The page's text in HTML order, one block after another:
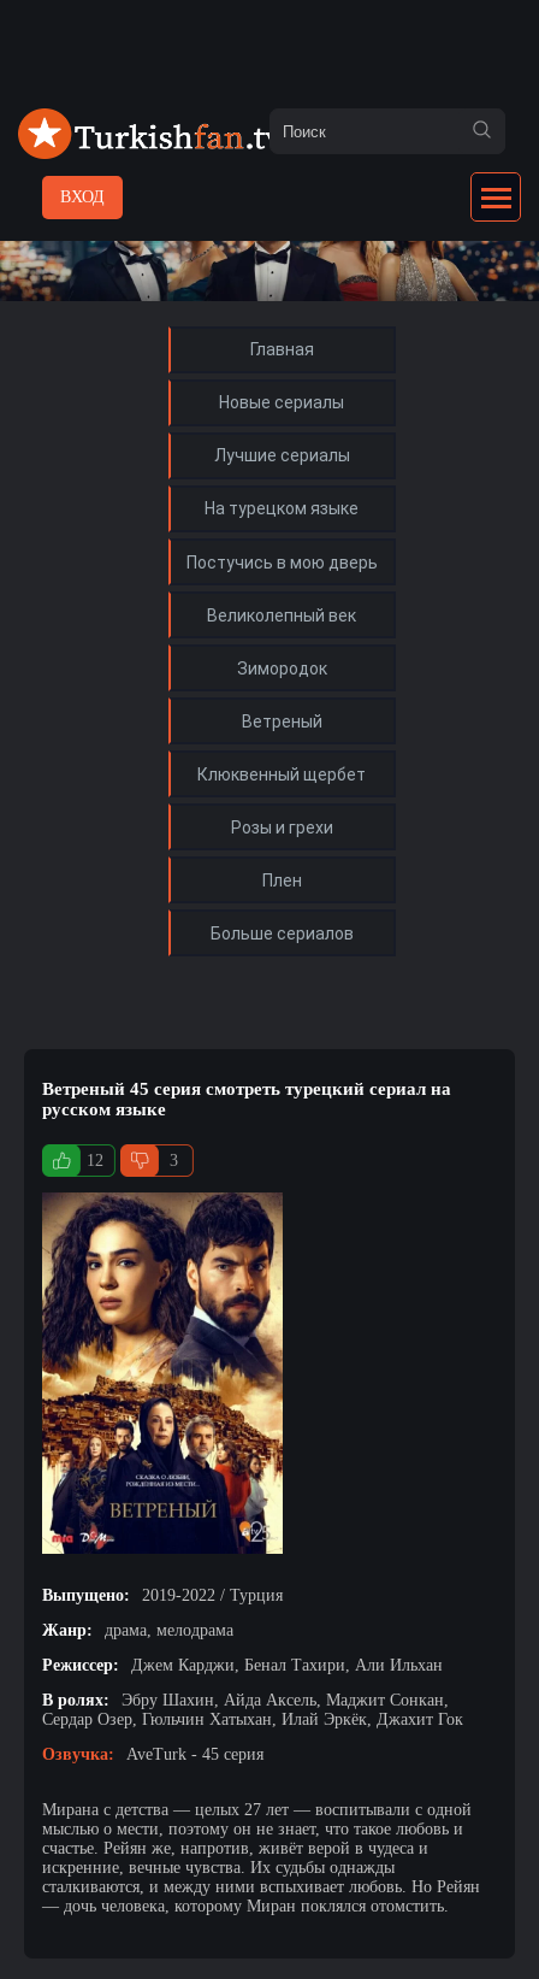
ВХОД
Главная
Новые сериалы
Лучшие сериалы
На турецком языке
Ветреный 45 серия смотреть турецкий сериал на
русском языке
12 3
Выпущено:
2019-2022 / Турция
Жанр:
драма, мелодрама
Режиссер:
Джем Карджи, Бенал Тахири, Али Ильхан
В ролях:
Эбру Шахин, Айда Аксель, Маджит Сонкан,
Сердар Озер, Гюльчин Хатыхан, Илай Эркёк, Джахит Гок
Озвучка:
AveTurk - 45 серия
Мирана с детства — целых 27 лет — воспитывали с одной
мыслью о мести, поэтому он не знает, что такое любовь и
счастье. Рейян же, напротив, живёт верой в чудеса и
искренние, вечные чувства. Их судьбы однажды
сталкиваются, и между ними вспыхивает любовь. Но Рейян
— дочь человека, которому Миран поклялся отомстить.